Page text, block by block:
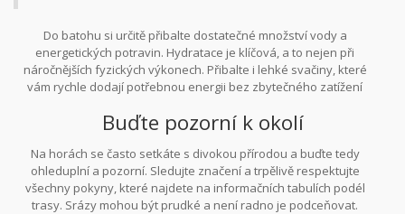
Do batohu si určitě přibalte dostatečné množství vody a
energetických potravin. Hydratace je klíčová, a to nejen při
náročnějších fyzických výkonech. Přibalte i lehké svačiny, které
vám rychle dodají potřebnou energii bez zbytečného zatížení
tekutin, i když se to občas kvůli chladnějšímu horskému počasí
nemusí zdát jako priorita. Přesto, i v létě, je dehydratace častým
nebezpečím.
Buďte pozorní k okolí
Na horách se často setkáte s divokou přírodou a buďte tedy
ohleduplní a pozorní. Sledujte značení a trpělivě respektujte
všechny pokyny, které najdete na informačních tabulích podél
trasy. Srázy mohou být prudké a není radno je podceňovat.